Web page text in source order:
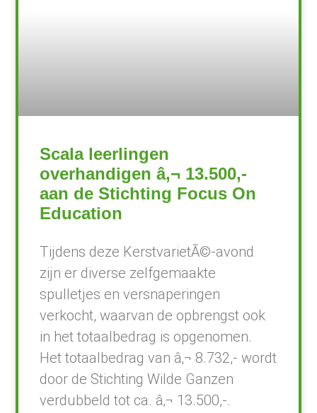
Scala leerlingen
overhandigen â‚¬ 13.500,-
aan de Stichting Focus On
Education
Tijdens deze KerstvarietÃ©-avond
zijn er diverse zelfgemaakte
spulletjes en versnaperingen
verkocht, waarvan de opbrengst ook
in het totaalbedrag is opgenomen.
Het totaalbedrag van â‚¬ 8.732,- wordt
door de Stichting Wilde Ganzen
verdubbeld tot ca. â‚¬ 13.500,-.